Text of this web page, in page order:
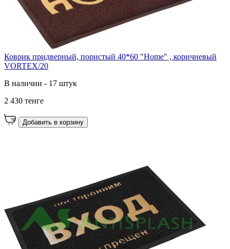
Коврик придверный, пористый 40*60 "Home" , коричневый
VORTEX/20
В наличии - 17 штук
2 430 тенге
Добавить в корзину